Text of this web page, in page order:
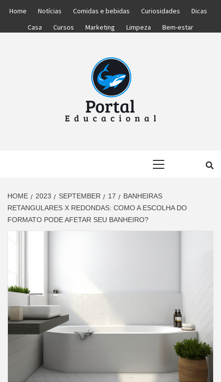
Home Notícias Comidas e bebidas Curiosidades
Dicas
Casa
Cursos Marketing Limpeza Bem-estar
HOME 2023 SEPTEMBER 17
BANHEIRAS
RETANGULARES X REDONDAS: COMO A ESCOLHA DO
FORMATO PODE AFETAR SEU BANHEIRO?